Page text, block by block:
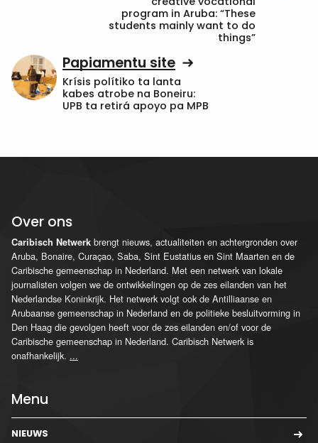
program in Aruba: “These
students mainly want to do
things”
Papiamentu site
Krísis polítiko ta lanta
kabes atrobe na Boneiru:
UPB ta retirá apoyo pa MPB
Over ons
Caribisch Netwerk brengt nieuws, actualiteiten en achtergronden over
Aruba, Bonaire, Curaçao, Saba, Sint Eustatius en Sint Maarten en de
Caribische gemeenschap in Nederland. Met een netwerk van lokale
journalisten volgen we de ontwikkelingen op de zes eilanden van het
Nederlandse Koninkrijk. Het netwerk volgt ook de Antilliaanse en
Arubaanse gemeenschap in Nederland en de politieke besluitvorming in
Den Haag die gevolgen heeft voor de zes eilanden en/of voor de
Caribische gemeenschap in Nederland. Caribisch Netwerk is
onafhankelijk. ...
Menu
NIEUWS